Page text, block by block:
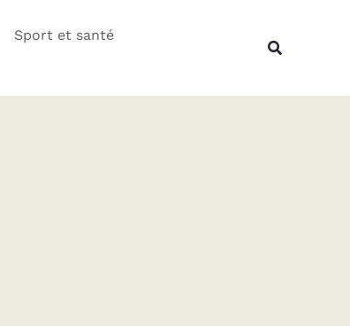
Sport et santé